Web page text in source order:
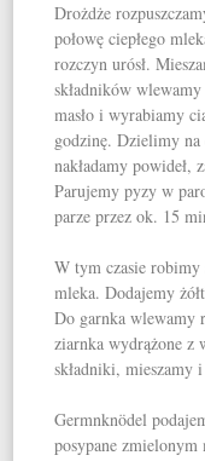
Drożdże
połowę ciepłego
rozczyn urósł.
składników
masło i wyrabiamy
godzinę. Dzielimy
nakładamy powideł,
Parujemy pyzy w
parze przez ok. 15
W tym czasie
mleka. Dodajemy
Do garnka wlewamy
ziarnka wydrążone z
składniki, mieszamy
Germnknödel
posypane zmielonym